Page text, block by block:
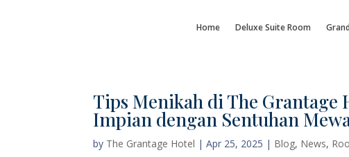
Home Deluxe Suite Room
Tips Menikah di The
Impian dengan Sentuhan
by The Grantage Hotel |Apr 25, 2025 | Blog, News,